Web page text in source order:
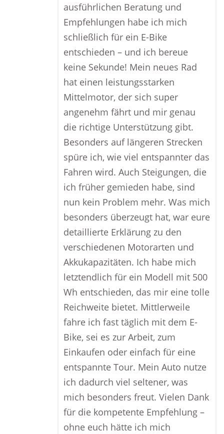
ausführlichen Beratung und
Empfehlungen habe ich mich
schließlich für ein E-Bike
entschieden – und ich bereue
keine Sekunde! Mein neues Rad
hat einen leistungsstarken
Mittelmotor, der sich super
angenehm fährt und mir genau
die richtige Unterstützung gibt.
Besonders auf längeren Strecken
spüre ich, wie viel entspannter das
Fahren wird. Auch Steigungen, die
ich früher gemieden habe, sind
nun kein Problem mehr. Was mich
besonders überzeugt hat, war eure
detaillierte Erklärung zu den
verschiedenen Motorarten und
Akkukapazitäten. Ich habe mich
letztendlich für ein Modell mit 500
Wh entschieden, das mir eine tolle
Reichweite bietet. Mittlerweile
fahre ich fast täglich mit dem E-
Bike, sei es zur Arbeit, zum
Einkaufen oder einfach für eine
entspannte Tour. Mein Auto nutze
ich dadurch viel seltener, was
mich besonders freut. Vielen Dank
für die kompetente Empfehlung –
ohne euch hätte ich mich